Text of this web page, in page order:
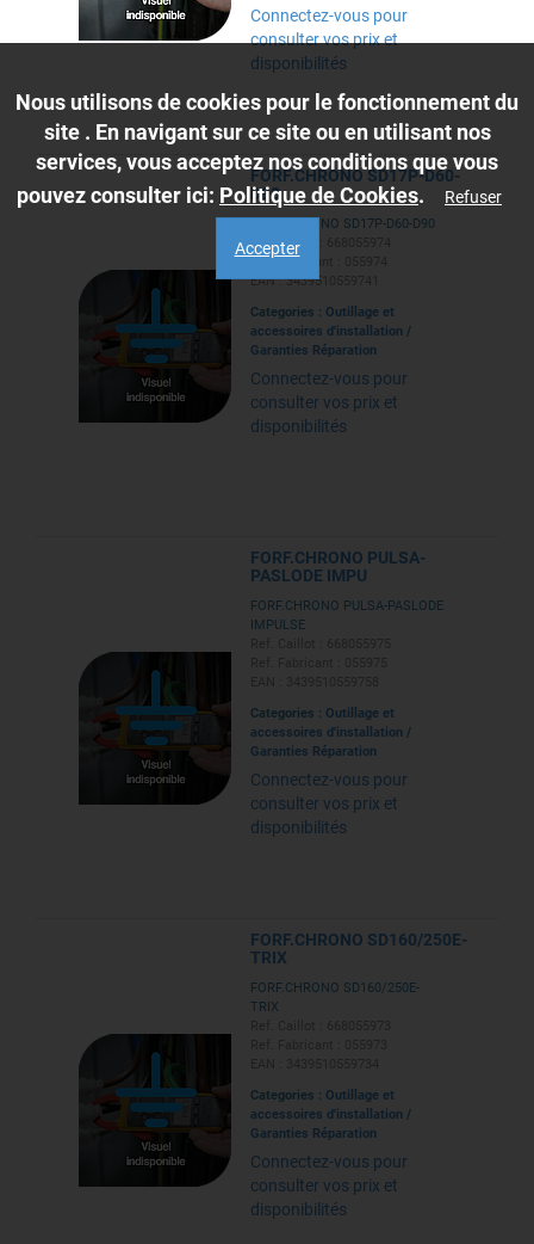
Connectez-vous pour
consulter vos prix et
disponibilités
FORF.CHRONO SD17P-D60-
D90
FORF.CHRONO SD17P-D60-D90
Ref. Caillot : 668055974
Ref. Fabricant : 055974
EAN : 3439510559741
Categories : Outillage et
accessoires d'installation /
Garanties Réparation
Connectez-vous pour
consulter vos prix et
disponibilités
FORF.CHRONO PULSA-
PASLODE IMPU
FORF.CHRONO PULSA-PASLODE
IMPULSE
Categories : Outillage et
accessoires d'installation /
Garanties Réparation
Connectez-vous pour
consulter vos prix et
disponibilités
FORF.CHRONO SD160/250E-
TRIX
FORF.CHRONO SD160/250E-
TRIX
Categories : Outillage et
accessoires d'installation /
Garanties Réparation
Connectez-vous pour
consulter vos prix et
disponibilités
Nous utilisons de cookies pour le fonctionnement du
site . En navigant sur ce site ou en utilisant nos
services, vous acceptez nos conditions que vous
pouvez consulter ici: Politique de Cookies. Refuser
Accepter